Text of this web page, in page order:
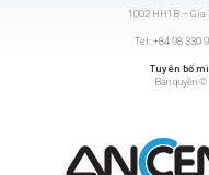
1002 HH1B – Gia
Tel: +84 98 330
Tuyên bố
Bản quyền